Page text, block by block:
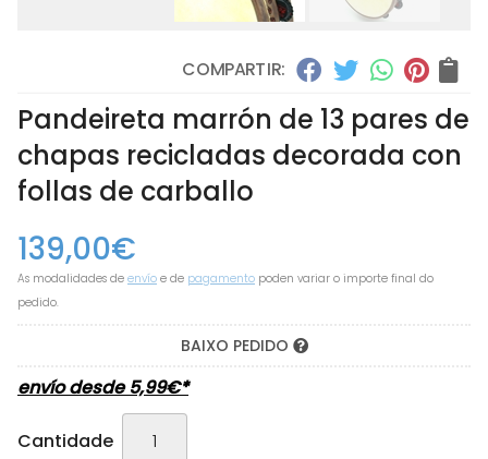
COMPARTIR:
Pandeireta marrón de 13 pares de
chapas recicladas decorada con
follas de carballo
139,00€
As modalidades de envío e de pagamento poden variar o importe final do
pedido.
BAIXO PEDIDO
envío desde5,99€*
Cantidade